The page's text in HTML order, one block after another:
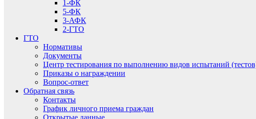
1-ФК
5-ФК
3-АФК
2-ГТО
ГТО
Нормативы
Документы
Центр тестирования по выполнению видов испытаний
Приказы о награждении
Вопрос-ответ
Обратная связь
Контакты
График личного приема граждан
Открытые данные